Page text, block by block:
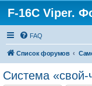
F-16C Viper.
FAQ
Список форумов
Система «свой-